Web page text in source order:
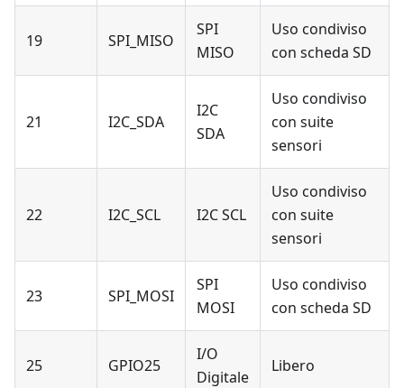
19 SPI_MISO
SPI
MISO
Uso condiviso
con scheda SD
21 I2C_SDA
I2C
SDA
Uso condiviso
con suite
sensori
22 I2C_SCL I2C SCL
Uso condiviso
con suite
sensori
23 SPI_MOSI
SPI
MOSI
Uso condiviso
con scheda SD
25 GPIO25
I/O
Digitale
Libero